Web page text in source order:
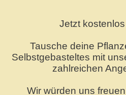
Jetzt
Tausche deine
Selbstgebasteltes mit
zahlreichen
Wir würden uns